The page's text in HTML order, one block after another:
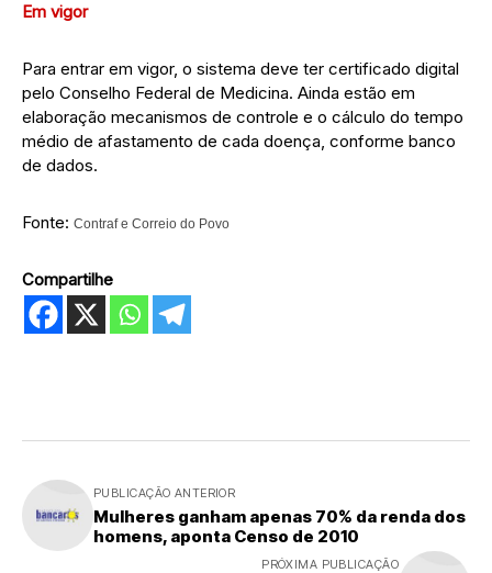
Em vigor
Para entrar em vigor, o sistema deve ter certificado digital
pelo Conselho Federal de Medicina. Ainda estão em
elaboração mecanismos de controle e o cálculo do tempo
médio de afastamento de cada doença, conforme banco
de dados.
Fonte: Contraf e Correio do Povo
Compartilhe
PUBLICAÇÃO ANTERIOR
Mulheres ganham apenas 70% da renda dos
homens, aponta Censo de 2010
PRÓXIMA PUBLICAÇÃO